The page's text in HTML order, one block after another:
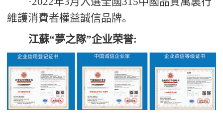
維護消費者權益誠信品牌。
江蘇“夢之隊”企业荣誉: